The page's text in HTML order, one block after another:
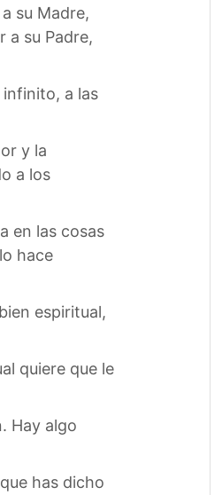
su Madre,
a su Padre,
infinito, a las
y la
a los
en las cosas
hace
espiritual,
quiere que le
Hay algo
has dicho